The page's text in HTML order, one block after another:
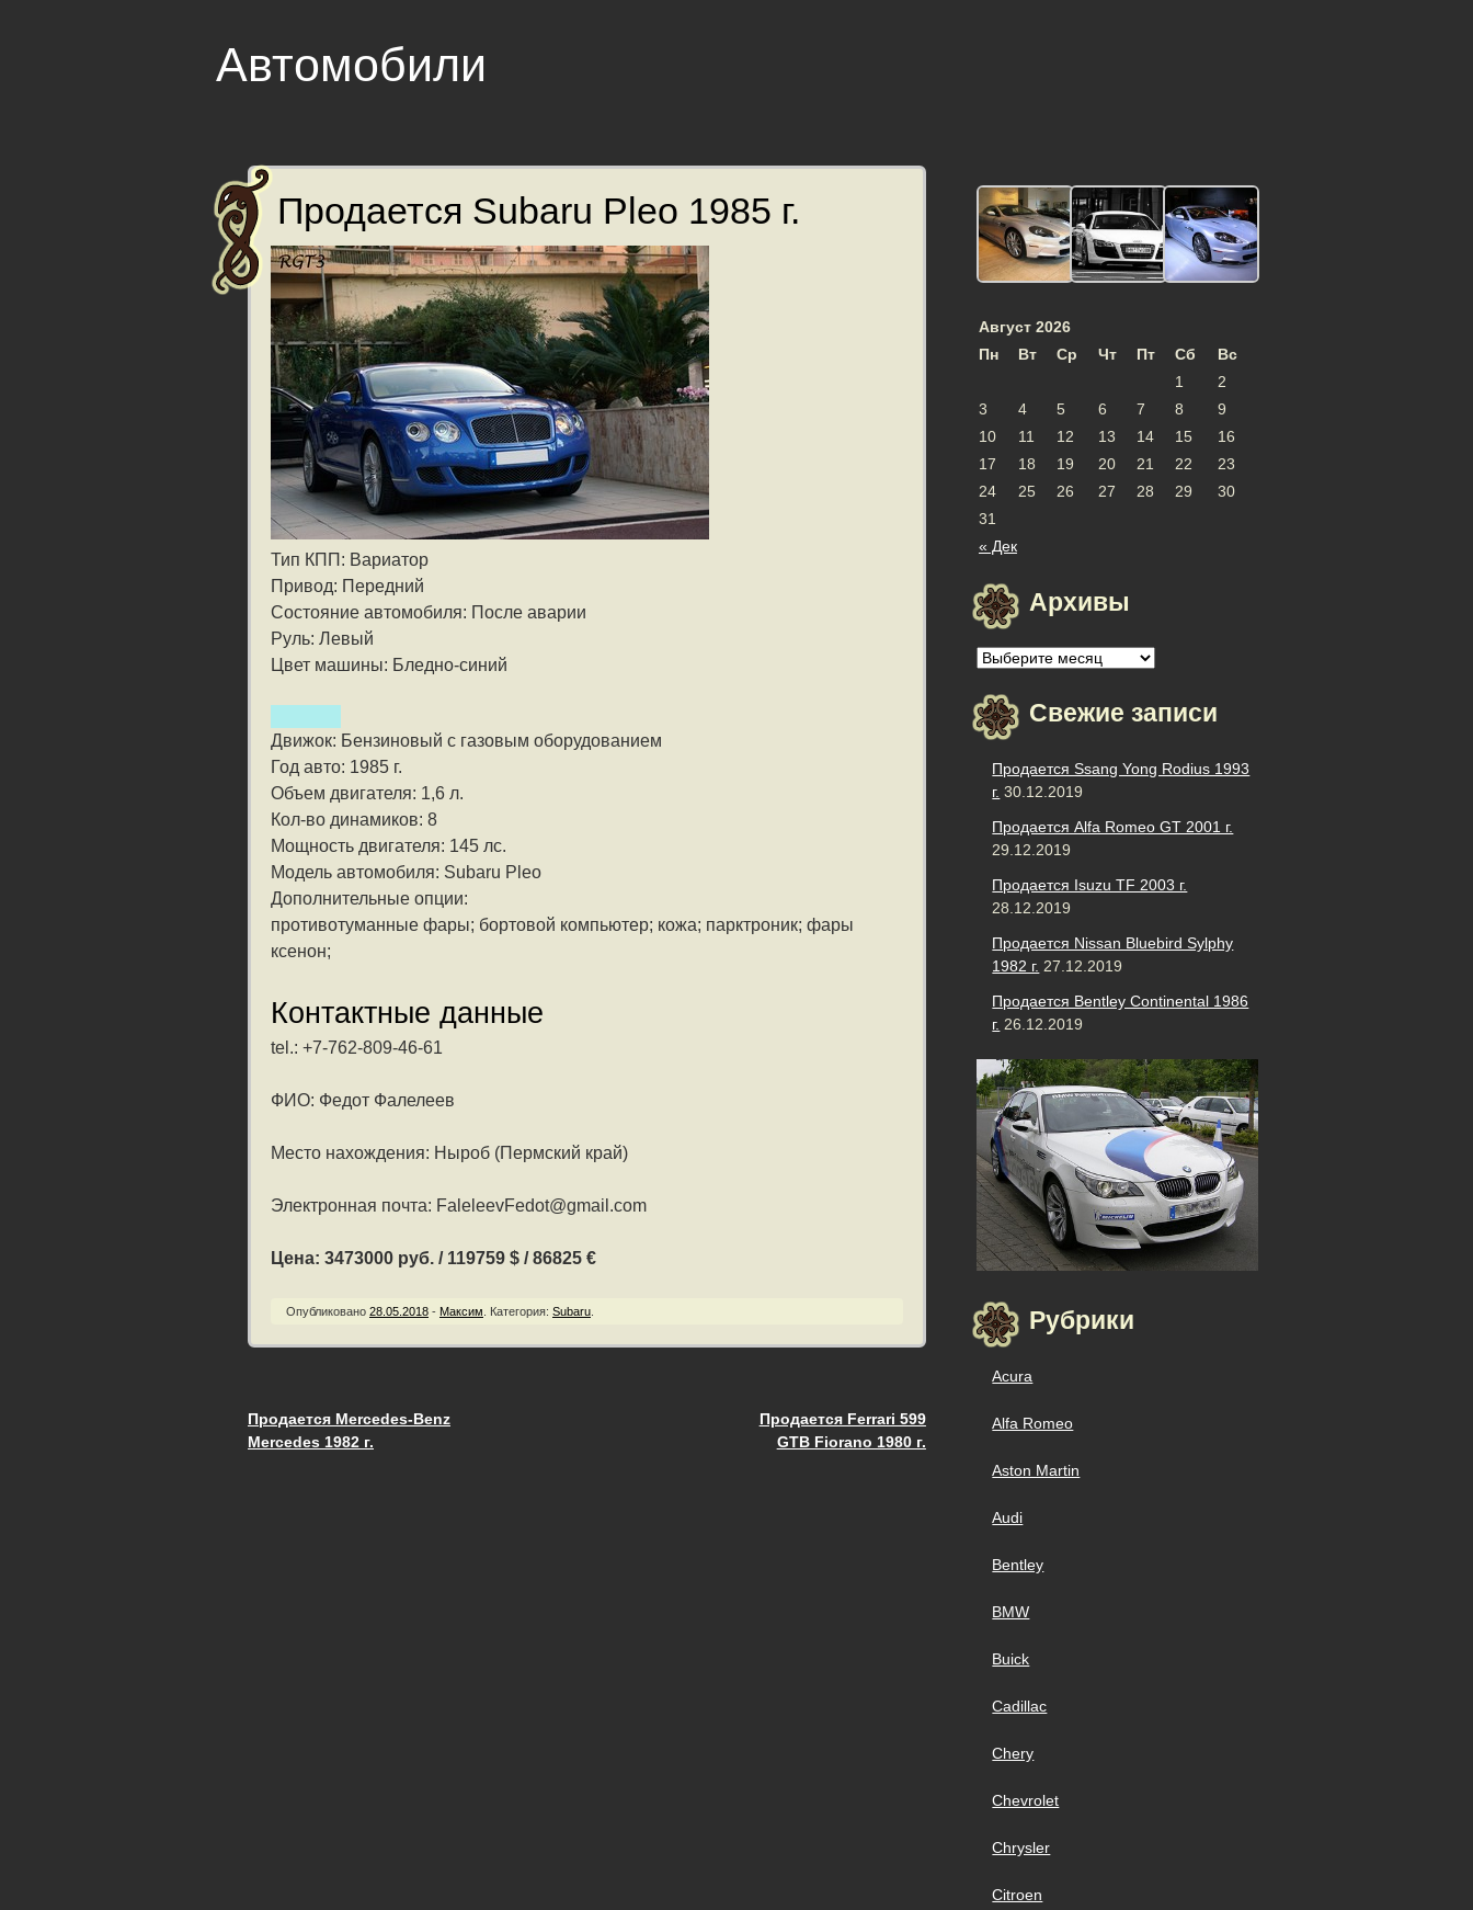
Автомобили
Продается Subaru Pleo 1985 г.
Тип КПП: Вариатор
Привод: Передний
Состояние автомобиля: После аварии
Руль: Левый
Цвет машины: Бледно-синий
Движок: Бензиновый с газовым оборудованием
Год авто: 1985 г.
Объем двигателя: 1,6 л.
Кол-во динамиков: 8
Мощность двигателя: 145 лс.
Модель автомобиля: Subaru Pleo
Дополнительные опции:
противотуманные фары; бортовой компьютер; кожа; парктроник; фары
ксенон;
Контактные данные
tel.: +7-762-809-46-61
ФИО: Федот Фалелеев
Место нахождения: Ныроб (Пермский край)
Электронная почта: FaleleevFedot@gmail.com
Цена: 3473000 руб. / 119759 $ / 86825 €
Опубликовано 28.05.2018 - Максим Категория: Subaru
Запись навигация
Продается Mercedes-Benz
Mercedes 1982 г.
Продается Ferrari 599
GTB Fiorano 1980 г.
Август 2026
Пн
Вт Ср Чт Пт Сб Вс
« Дек
1
2
3
4 5 6 7 8
9
10
11 12 13 14 15
16
17
18 19 20 21 22
23
24
25 26 27 28 29
30
31
Архивы
Архивы
Свежие записи
Продается Ssang Yong Rodius 1993
г. 30.12.2019
Продается Alfa Romeo GT 2001 г.
29.12.2019
Продается Isuzu TF 2003 г.
28.12.2019
Продается Nissan Bluebird Sylphy
1982 г. 27.12.2019
Продается Bentley Continental 1986
г. 26.12.2019
Рубрики
Acura
Alfa Romeo
Aston Martin
Audi
Bentley
BMW
Buick
Cadillac
Chery
Chevrolet
Chrysler
Citroen